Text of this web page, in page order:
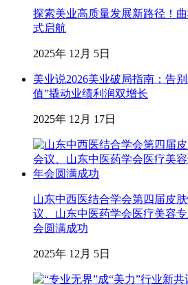
探索美业高质量发展新路径！
式启航
2025年 12月 5日
美业说2026美业破局指南：告
值”撬动业绩利润双增长
2025年 12月 17日
山东中西医结合学会第四届皮
议、山东中医药学会医疗美容
会圆满成功
2025年 12月 5日